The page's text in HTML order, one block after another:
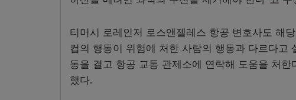
티머시 로레인저 로스앤젤레스 항공 변호사도 해
컵의 행동이 위험에 처한 사람의 행동과 다르다고
동을 걸고 항공 교통 관제소에 연락해 도움을 처
했다.